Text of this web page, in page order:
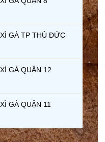
GÀ TP THỦ ĐỨC
GÀ QUẬN 12
GÀ QUẬN 11